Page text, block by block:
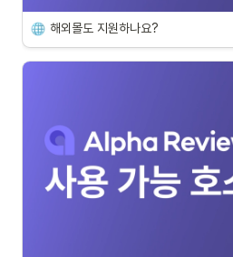
해외몰도 지원하나요?